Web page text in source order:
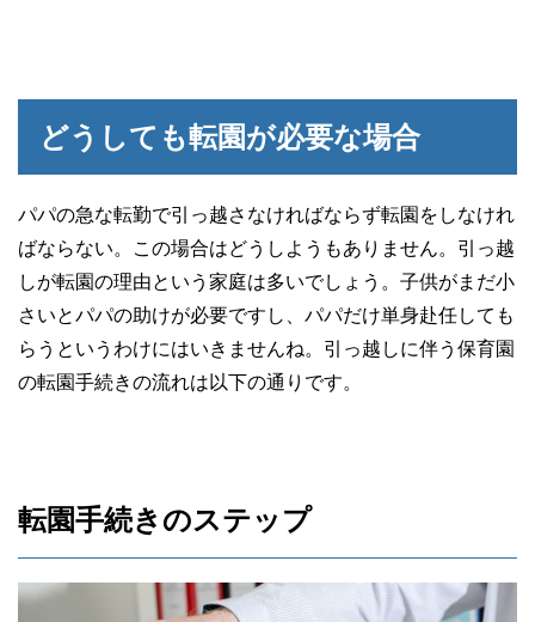
どうしても転園が必要な場合
パパの急な転勤で引っ越さなければならず転園をしなけれ
ばならない。この場合はどうしようもありません。引っ越
しが転園の理由という家庭は多いでしょう。子供がまだ小
さいとパパの助けが必要ですし、パパだけ単身赴任しても
らうというわけにはいきませんね。引っ越しに伴う保育園
の転園手続きの流れは以下の通りです。
転園手続きのステップ